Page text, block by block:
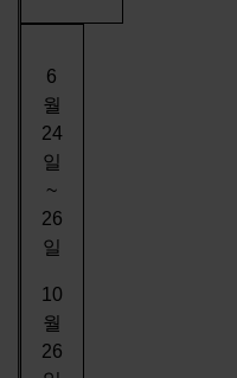
6
월
24
일
~
26
일
10
월
26